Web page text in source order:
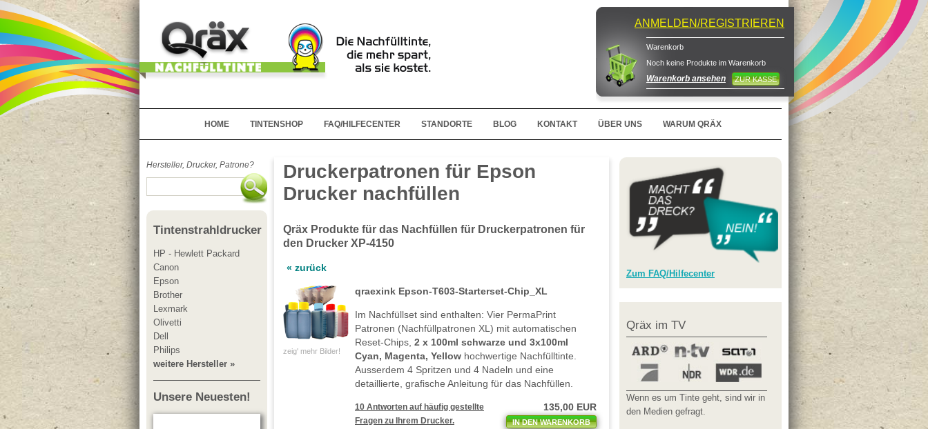
ANMELDEN/REGISTRIEREN
Warenkorb
Noch keine Produkte im Warenkorb
Warenkorb ansehen ZUR KASSE
HOME TINTENSHOP FAQ/HILFECENTER STANDORTE BLOG KONTAKT ÜBER UNS WARUM QRÄX
Hersteller, Drucker, Patrone?
Tintenstrahldrucker
HP - Hewlett Packard
Canon
Epson
Brother
Lexmark
Olivetti
Dell
Philips
weitere Hersteller »
Unsere Neuesten!
Druckerpatronen für Epson
Drucker nachfüllen
Qräx Produkte für das Nachfüllen für Druckerpatronen für
den Drucker XP-4150
« zurück
zeig' mehr Bilder!
qraexink Epson-T603-Starterset-Chip_XL
Im Nachfüllset sind enthalten: Vier PermaPrint
Patronen (Nachfüllpatronen XL) mit automatischen
Reset-Chips, 2 x 100ml schwarze und 3x100ml
Cyan, Magenta, Yellow hochwertige Nachfülltinte.
Ausserdem 4 Spritzen und 4 Nadeln und eine
detaillierte, grafische Anleitung für das Nachfüllen.
10 Antworten auf häufig gestellte
Fragen zu Ihrem Drucker.
135,00 EUR
IN DEN WARENKORB
Zum FAQ/Hilfecenter
Qräx im TV
Wenn es um Tinte geht, sind wir in
den Medien gefragt.